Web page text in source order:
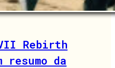
Rebirth
resumo da